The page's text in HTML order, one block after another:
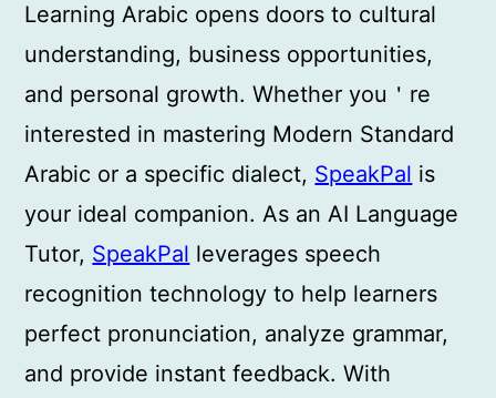
Learning Arabic opens doors to cultural
understanding, business opportunities,
and personal growth. Whether you＇re
interested in mastering Modern Standard
Arabic or a specific dialect, SpeakPal is
your ideal companion. As an AI Language
Tutor, SpeakPal leverages speech
recognition technology to help learners
perfect pronunciation, analyze grammar,
and provide instant feedback. With